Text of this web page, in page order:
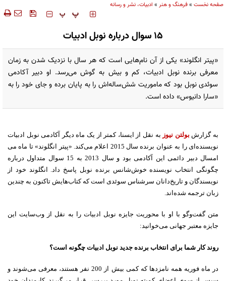
صفحه نخست »فرهنگ و هنر » ادبیات، نشر و رسانه
‍‍‍ پ پ
15 سوال درباره نوبل ادبیات
«پیتر انگلوند» یکی از آن نام‌هایی است که هر سال با نزدیک شدن به زمان
معرفی برنده نوبل ادبیات، کم و بیش به گوش می‌رسد. او دبیر آکادمی
سوئدی نوبل بود که ماموریت شش‌ساله‌اش را به پایان برده و جای خود را به
«سارا دانیوس» داده است.
به گزارش بولتن نیوز به نقل از ایسنا، کمتر از یک ماه دیگر آکادمی نوبل ادبیات
نویسنده‌ای را به عنوان برنده سال 2015 اعلام می‌کند. «پیتر انگلوند» تا ماه می
امسال دبیر دائمی این آکادمی بود و سال 2013 به 15 سوال متداول درباره
چگونگی انتخاب نویسنده خوش‌شانس برنده نوبل پاسخ داد. انگلوند خود از
نویسندگان و تاریخ‌دانان سرشناس سوئدی است که کتاب‌هایش تاکنون به چندین
زبان ترجمه شده‌اند.
متن گفت‌وگو با او با محوریت جایزه نوبل ادبیات را به نقل از وب‌سایت این
جایزه معتبر جهانی می‌خوانید:
روند کار شما برای انتخاب برنده جدید نوبل ادبیات چگونه است؟
در ماه فوریه همه نامزدها که کمی بیش از 200 نفر هستند، معرفی می‌شوند و